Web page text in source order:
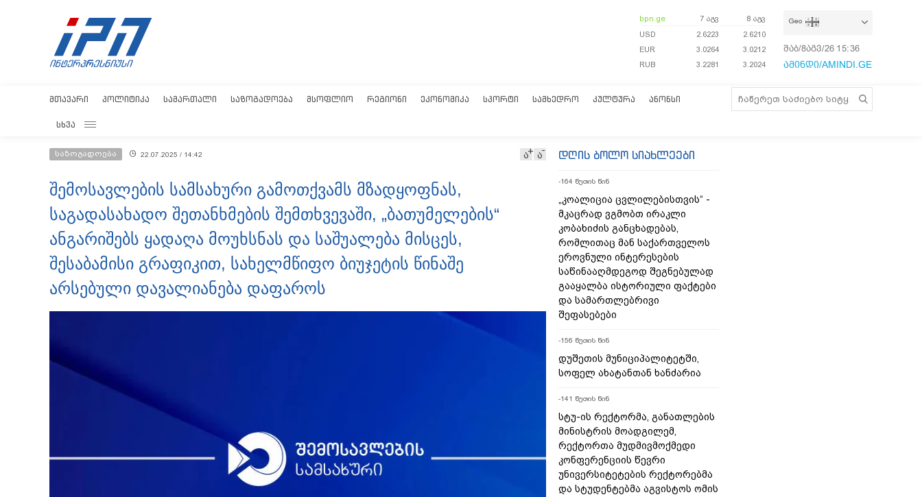
bpn.ge 7 აგვ
8 აგვ
USD
2.6223
2.6210
EUR
3.0264
3.0212
RUB
3.2281 3.2024
Geo
შაბ/8აგვ/26 15:36:03
ამინდი/AMINDI.GE
ᲛᲗᲐᲕᲐᲠᲘ ᲞᲝᲚᲘᲢᲘᲙᲐ ᲡᲐᲛᲐᲠᲗᲐᲚᲘ ᲡᲐᲖᲝᲒᲐᲓᲝᲔᲑᲐ ᲛᲡᲝᲤᲚᲘᲝ ᲠᲔᲒᲘᲝᲜᲘ ᲔᲙᲝᲜᲝᲛᲘᲙᲐ ᲡᲞᲝᲠᲢᲘ ᲡᲐᲛᲮᲔᲓᲠᲝ ᲙᲣᲚᲢᲣᲠᲐ ᲐᲜᲝᲜᲡᲘ
ᲡᲮᲕᲐ
საზოგადოება 22.07.2025 / 14:42 ა ა
შემოსავლების სამსახური გამოთქვამს მზადყოფნას,
საგადასახადო შეთანხმების შემთხვევაში, „ბათუმელების“
ანგარიშებს ყადაღა მოუხსნას და საშუალება მისცეს,
შესაბამისი გრაფიკით, სახელმწიფო ბიუჯეტის წინაშე
არსებული დავალიანება დაფაროს
დღის ბოლო სიახლეები
-164 წუთის წინ
„კოალიცია ცვლილებისთვის“ -
მკაცრად ვგმობთ ირაკლი
კობახიძის განცხადებას,
რომლითაც მან საქართველოს
ეროვნული ინტერესების
საწინააღმდეგოდ შეგნებულად
გააყალბა ისტორიული ფაქტები
და სამართლებრივი
შეფასებები
-156 წუთის წინ
დუშეთის მუნიციპალიტეტში,
სოფელ ახატანთან ხანძარია
-141 წუთის წინ
სტუ-ის რექტორმა, განათლების
მინისტრის მოადგილემ,
რექტორთა მუდმივმოქმედი
კონფერენციის წევრი
უნივერსიტეტების რექტორებმა
და სტუდენტებმა აგვისტოს ომის